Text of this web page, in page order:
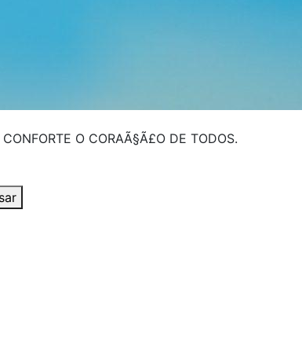
O CORAÃ§Ã£O DE TODOS.